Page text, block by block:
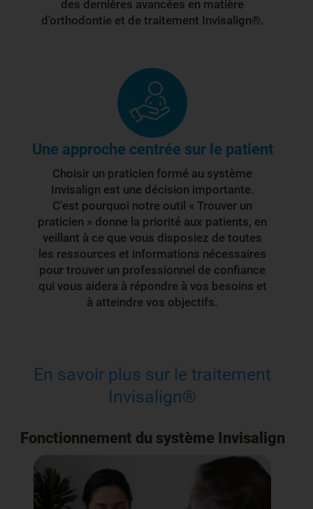
des dernières avancées en matière
d'orthodontie et de traitement Invisalign®.
Une approche centrée sur le patient
Choisir un praticien formé au système
Invisalign est une décision importante.
C'est pourquoi notre outil « Trouver un
praticien » donne la priorité aux patients, en
veillant à ce que vous disposiez de toutes
les ressources et informations nécessaires
pour trouver un professionnel de confiance
qui vous aidera à répondre à vos besoins et
à atteindre vos objectifs.
En savoir plus sur le traitement
Invisalign®
Fonctionnement du système Invisalign